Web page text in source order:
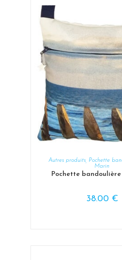
AJOUTER AU
Autres produits Pochette
Marin
Pochette
38.00 €